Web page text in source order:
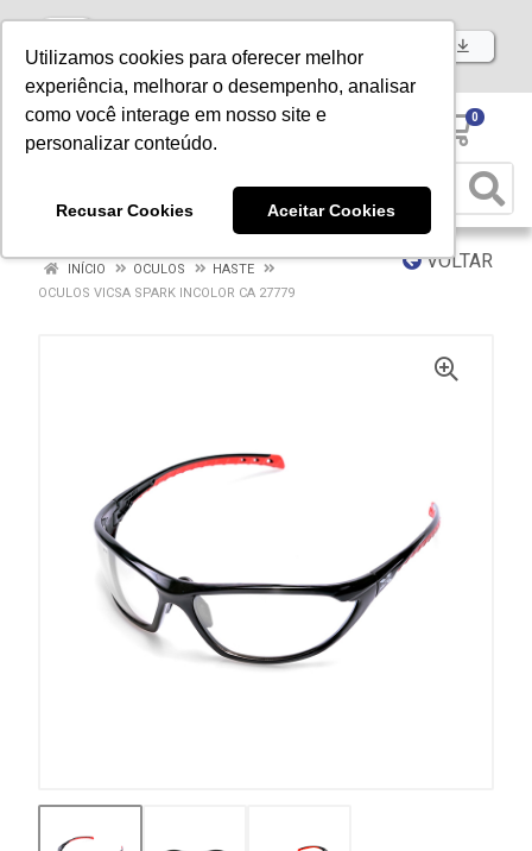
Utilizamos cookies para oferecer melhor
experiência, melhorar o desempenho, analisar
como você interage em nosso site e
personalizar conteúdo.
Recusar Cookies Aceitar Cookies
Baixe já nosso APP
0
VOLTAR
INÍCIO OCULOS
HASTE
OCULOS VICSA SPARK INCOLOR CA 27779